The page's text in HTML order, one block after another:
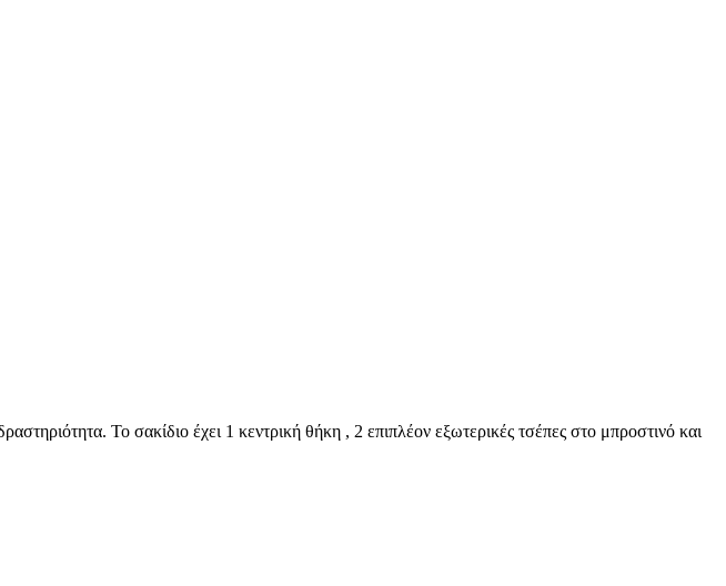
Το σακίδιο έχει 1 κεντρική θήκη , 2 επιπλέον εξωτερικές τσέπες στο μπροστινό και